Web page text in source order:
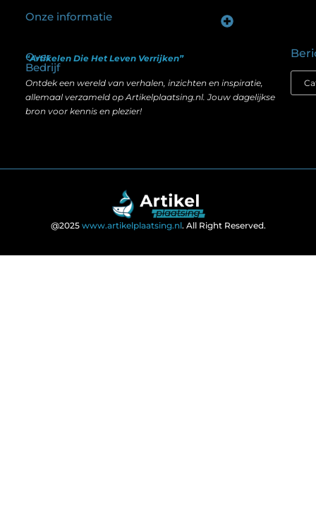
Over
Bedrijf
“Artikelen Die Het Leven Verrijken”
Ontdek een wereld van verhalen, inzichten en inspiratie,
allemaal verzameld op Artikelplaatsing.nl. Jouw dagelijkse
bron voor kennis en plezier!
Onze informatie
@2025 www.artikelplaatsing.nl. All Right Reserved.